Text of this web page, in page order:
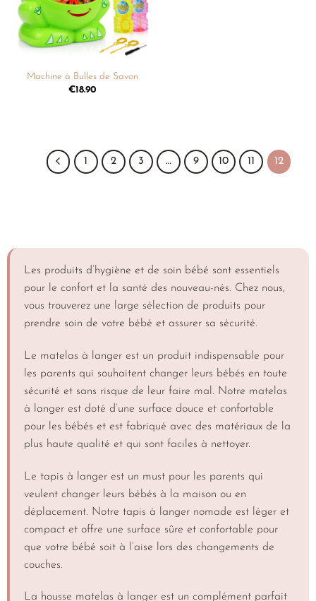
Machine à Bulles de Savon
€18.90
1 2 3 … 9 10 11 12
Les produits d’hygiène et de soin bébé sont essentiels
pour le confort et la santé des nouveau-nés. Chez nous,
vous trouverez une large sélection de produits pour
prendre soin de votre bébé et assurer sa sécurité.
Le matelas à langer est un produit indispensable pour
les parents qui souhaitent changer leurs bébés en toute
sécurité et sans risque de leur faire mal. Notre matelas
à langer est doté d’une surface douce et confortable
pour les bébés et est fabriqué avec des matériaux de la
plus haute qualité et qui sont faciles à nettoyer.
Le tapis à langer est un must pour les parents qui
veulent changer leurs bébés à la maison ou en
déplacement. Notre tapis à langer nomade est léger et
compact et offre une surface sûre et confortable pour
que votre bébé soit à l’aise lors des changements de
couches.
La housse matelas à langer est un complément parfait